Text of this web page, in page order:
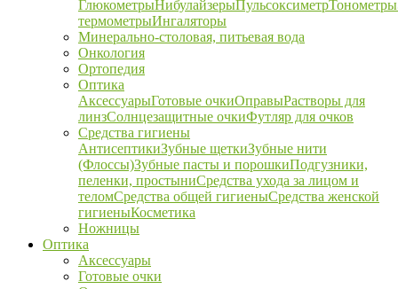
ГлюкометрыНибулайзерыПульсоксиметрТонометры
термометрыИнгаляторы
Минерально-столовая, питьевая вода
Онкология
Ортопедия
Оптика
АксессуарыГотовые очкиОправыРастворы для
линзСолнцезащитные очкиФутляр для очков
Средства гигиены
АнтисептикиЗубные щеткиЗубные нити
(Флоссы)Зубные пасты и порошкиПодгузники,
пеленки, простыниСредства ухода за лицом и
теломСредства общей гигиеныСредства женской
гигиеныКосметика
Ножницы
Оптика
Аксессуары
Готовые очки